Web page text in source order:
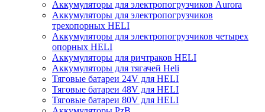
Аккумуляторы для электропогрузчиков Aurora
Аккумуляторы для электропогрузчиков
трехопорных HELI
Аккумуляторы для электропогрузчиков четырех
опорных HELI
Аккумуляторы для ричтраков HELI
Аккумуляторы для тягачей Heli
Тяговые батареи 24V для HELI
Тяговые батареи 48V для HELI
Тяговые батареи 80V для HELI